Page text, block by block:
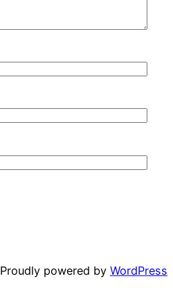
Proudly powered by WordPress